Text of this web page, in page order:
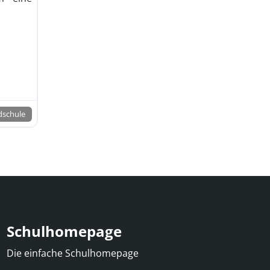
Schulhomepage
Die einfache Schulhomepage